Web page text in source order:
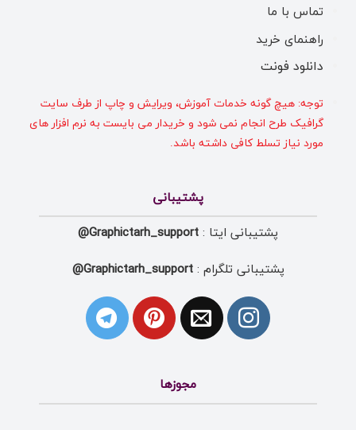
تماس با ما
راهنمای خرید
دانلود فونت
توجه: هیچ گونه خدمات آموزش، ویرایش و چاپ از طرف سایت
گرافیک طرح انجام نمی شود و خریدار می بایست به نرم افزار های
مورد نیاز تسلط کافی داشته باشد.
پشتیبانی
پشتیبانی ایتا : Graphictarh_support@
پشتیبانی تلگرام :Graphictarh_support@
مجوزها